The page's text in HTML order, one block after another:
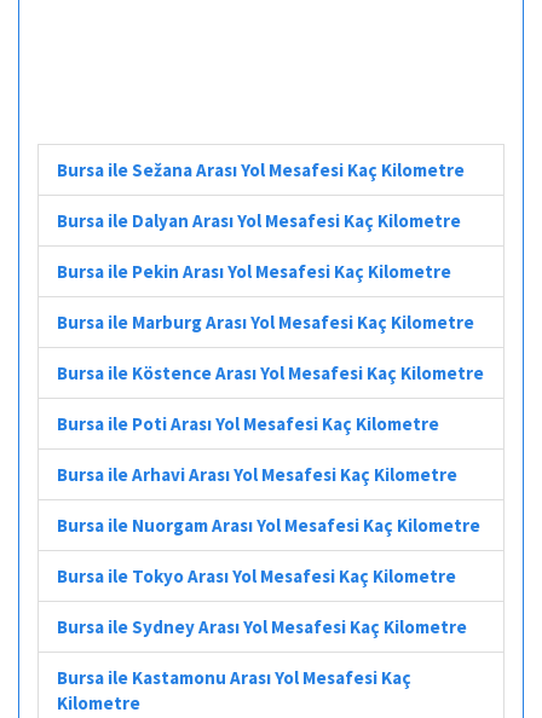
Bursa ile Sežana Arası Yol Mesafesi Kaç Kilometre
Bursa ile Dalyan Arası Yol Mesafesi Kaç Kilometre
Bursa ile Pekin Arası Yol Mesafesi Kaç Kilometre
Bursa ile Marburg Arası Yol Mesafesi Kaç Kilometre
Bursa ile Köstence Arası Yol Mesafesi Kaç Kilometre
Bursa ile Poti Arası Yol Mesafesi Kaç Kilometre
Bursa ile Arhavi Arası Yol Mesafesi Kaç Kilometre
Bursa ile Nuorgam Arası Yol Mesafesi Kaç Kilometre
Bursa ile Tokyo Arası Yol Mesafesi Kaç Kilometre
Bursa ile Sydney Arası Yol Mesafesi Kaç Kilometre
Bursa ile Kastamonu Arası Yol Mesafesi Kaç
Kilometre